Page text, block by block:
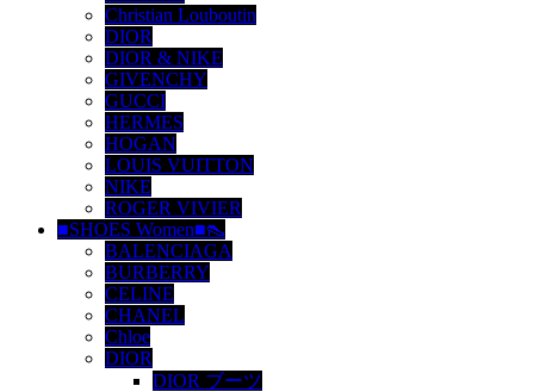
Christian Louboutin
DIOR
DIOR & NIKE
GIVENCHY
GUCCI
HERMES
HOGAN
LOUIS VUITTON
NIKE
ROGER VIVIER
■SHOES Women■👠
BALENCIAGA
BURBERRY
CELINE
CHANEL
Chloe
DIOR
DIOR ブーツ